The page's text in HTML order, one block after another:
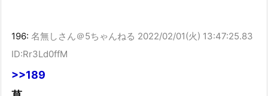
196: 名無しさん＠5ちゃんねる 2022/02/01(火) 13:47:25.83
ID:Rr3Ld0ffM
>>189